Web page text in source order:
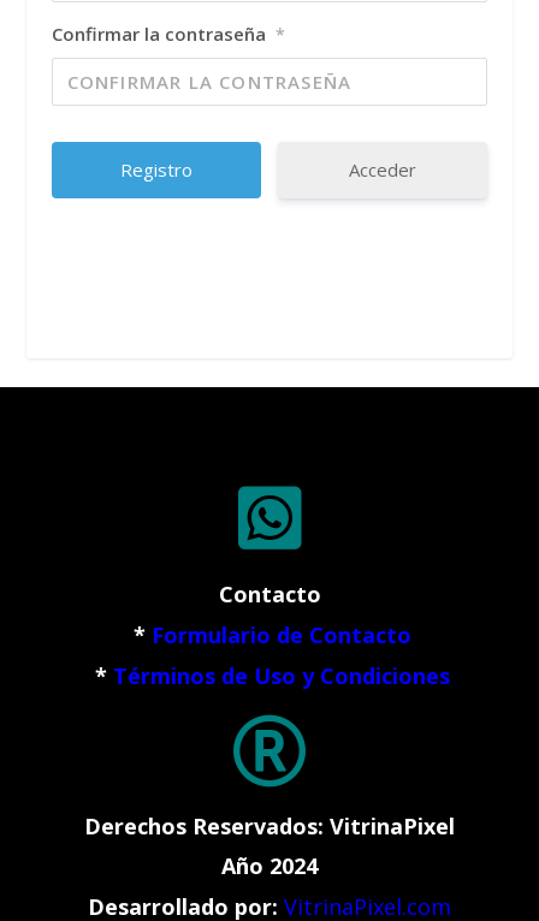
Confirmar la contraseña *
Acceder

Contacto
* Formulario de Contacto
* Términos de Uso y Condiciones

Derechos Reservados: VitrinaPixel
Año 2024
Desarrollado por: VitrinaPixel.com